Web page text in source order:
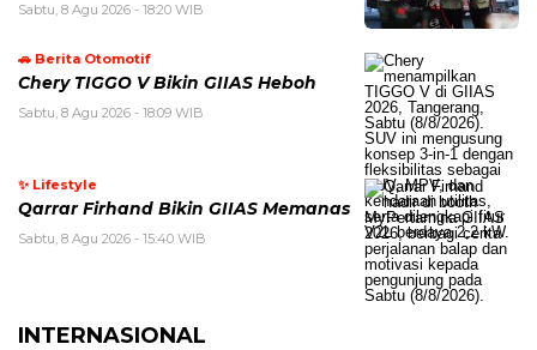
Sabtu, 8 Agu 2026 - 18:20 WIB
🚗 Berita Otomotif
Chery TIGGO V Bikin GIIAS Heboh
Sabtu, 8 Agu 2026 - 18:09 WIB
✨ Lifestyle
Qarrar Firhand Bikin GIIAS Memanas
Sabtu, 8 Agu 2026 - 15:40 WIB
INTERNASIONAL